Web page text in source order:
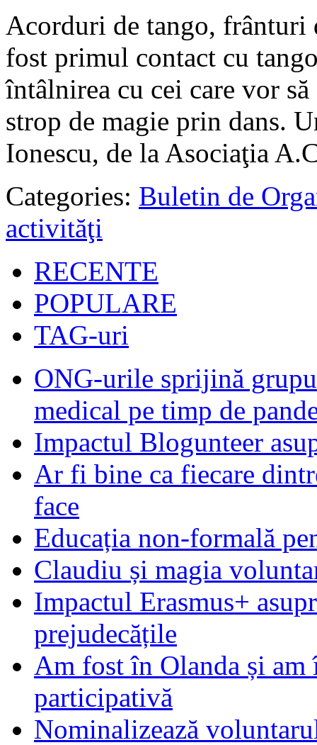
Acorduri de tango, frânturi
fost primul contact cu
întâlnirea cu cei care vor
strop de magie prin dans.
Ionescu, de la Asociaţia
Categories: Buletin de
activităţi
RECENTE
POPULARE
TAG-uri
ONG-urile sprijină
medical pe timp de
Impactul Blogunteer
Ar fi bine ca fiecare
face
Educația non-formală
Claudiu și magia
Impactul Erasmus+
prejudecățile
Am fost în Olanda și am
participativă
Nominalizează